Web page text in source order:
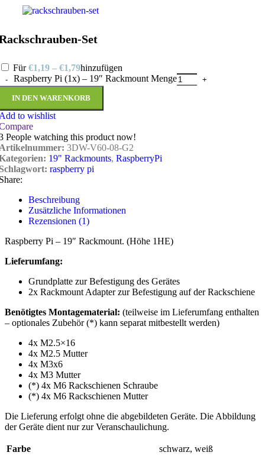
Set
Für€1,19 – €1,79hinzufügen
Raspberry Pi (1x) – 19″ Rackmount Menge
IN DEN WARENKORB
to wishlist
People watching this product now!
3DW-V60-08-G2
19" Rackmounts, RaspberryPi
raspberry pi
Beschreibung
Zusätzliche Informationen
Rezensionen (1)
Raspberry Pi – 19″ Rackmount. (Höhe 1HE)
Lieferumfang:
Grundplatte zur Befestigung des Gerätes
2x Rackmount Adapter zur Befestigung auf der Rackschiene
Benötigtes Montagematerial: (teilweise im Lieferumfang enthalten
– optionales Zubehör (*) kann separat mitbestellt werden)
4x M2.5×16
4x M2.5 Mutter
4x M3x6
4x M3 Mutter
(*) 4x M6 Rackschienen Schraube
(*) 4x M6 Rackschienen Mutter
Die Lieferung erfolgt ohne die abgebildeten Geräte. Die Abbildung
der Geräte dient nur zur Veranschaulichung.
Farbe schwarz, weiß